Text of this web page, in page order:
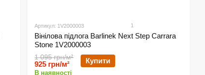
Артикул: 1V2000003 1
Вінілова підлога Barlinek Next Step Carrara
Stone 1V2000003
1 095 грн/м²
925 грн/м² Купити
В наявності